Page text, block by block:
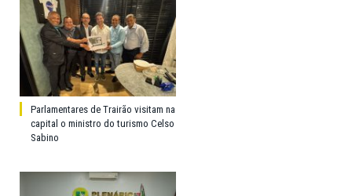
Parlamentares de Trairão visitam na
capital o ministro do turismo Celso
Sabino